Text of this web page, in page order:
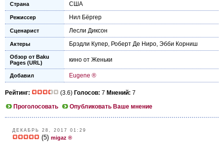
Страна США
Режиссер Нил Бёргер
Сценарист Лесли Диксон
Актеры Брэдли Купер, Роберт Де Ниро, Эбби Корниш
Обзор от Baku
Pages (URL)
кино от Женьки
Добавил Eugene ®
Рейтинг: (3.6) Голосов: 7 Мнений: 7
Проголосовать
Опубликовать Ваше мнение
ДЕКАБРЬ 28, 2017 01:29
(5) migaz ®